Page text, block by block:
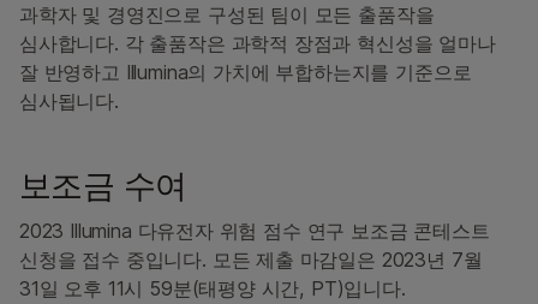
과학자 및 경영진으로 구성된 팀이 모든 출품작을
심사합니다. 각 출품작은 과학적 장점과 혁신성을 얼마나
잘 반영하고 Illumina의 가치에 부합하는지를 기준으로
심사됩니다.
보조금 수여
2023 Illumina 다유전자 위험 점수 연구 보조금 콘테스트
신청을 접수 중입니다. 모든 제출 마감일은 2023년 7월
31일 오후 11시 59분(태평양 시간, PT)입니다.